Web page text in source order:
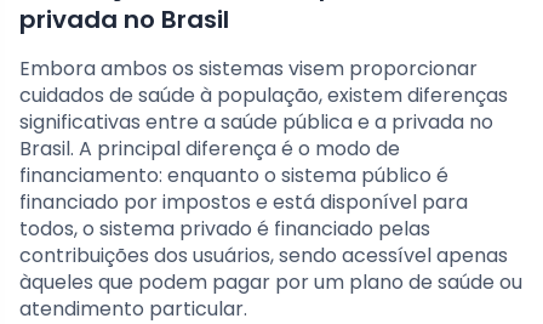
privada no Brasil
Embora ambos os sistemas visem proporcionar
cuidados de saúde à população, existem diferenças
significativas entre a saúde pública e a privada no
Brasil. A principal diferença é o modo de
financiamento: enquanto o sistema público é
financiado por impostos e está disponível para
todos, o sistema privado é financiado pelas
contribuições dos usuários, sendo acessível apenas
àqueles que podem pagar por um plano de saúde ou
atendimento particular.